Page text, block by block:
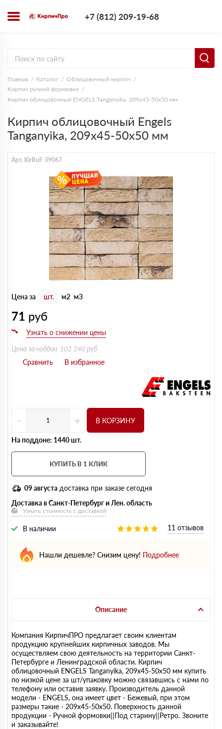
+7 (812) 209-19-68
Главная Каталог
Облицовочный кирпич
Кирпич ручной формовки
Кирпич облицовочный ENGELS Tanganyika, 209х45-50х50 мм
Кирпич облицовочный Engels
Tanganyika, 209х45-50х50 мм
Арт. KirRuF-39067
Цена за шт. м2 м3
71 руб
Цена за поддон: 102 240 руб
- + В КОРЗИНУ
На поддоне: 1440 шт.
КУПИТЬ В 1 КЛИК
09 августа доставка при заказе сегодня
Доставка в Санкт-Петербург и Лен. область
Узнать стоимость с доставкой
В наличии 11 отзывов
Нашли дешевле? Снизим цену! Подробнее
Описание
Компания КирпичПРО предлагает своим клиентам
продукцию крупнейших кирпичных заводов. Мы
осуществляем свою деятельность на территории Санкт-
Петербурге и Ленинградской области. Кирпич
облицовочный ENGELS Tanganyika, 209х45-50х50 мм купить
по низкой цене за шт/упаковку можно связавшись с нами по
телефону или оставив заявку. Производитель данной
модели - ENGELS, она имеет цвет - Бежевый, при этом
размеры такие - 209х45-50х50. Поверхность данной
продукции - Ручной формовки||Под старину||Ретро. Звоните
и заказывайте!